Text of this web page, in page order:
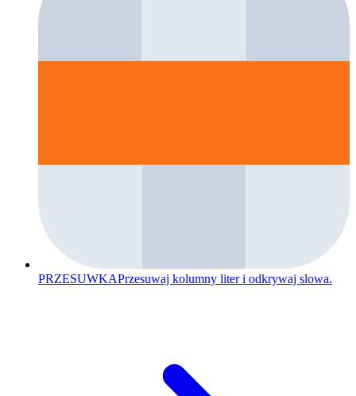
PRZESUWKAPrzesuwaj kolumny liter i odkrywaj slowa.